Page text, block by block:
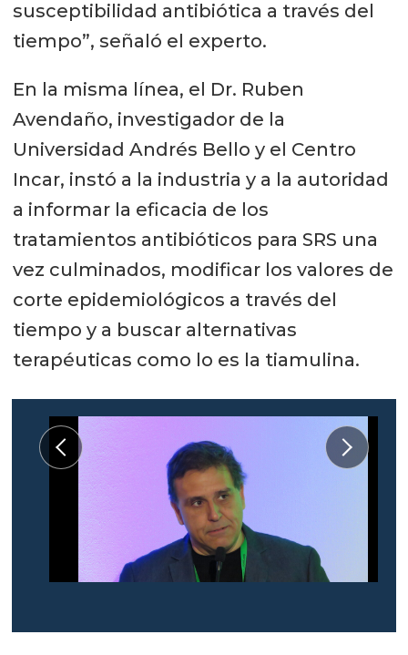
susceptibilidad antibiótica a través del
tiempo”, señaló el experto.
En la misma línea, el Dr. Ruben
Avendaño, investigador de la
Universidad Andrés Bello y el Centro
Incar, instó a la industria y a la autoridad
a informar la eficacia de los
tratamientos antibióticos para SRS una
vez culminados, modificar los valores de
corte epidemiológicos a través del
tiempo y a buscar alternativas
terapéuticas como lo es la tiamulina.